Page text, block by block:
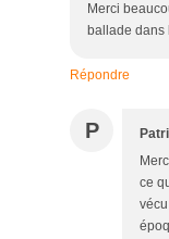
Merci
ballade dans
Répondre
P
ce